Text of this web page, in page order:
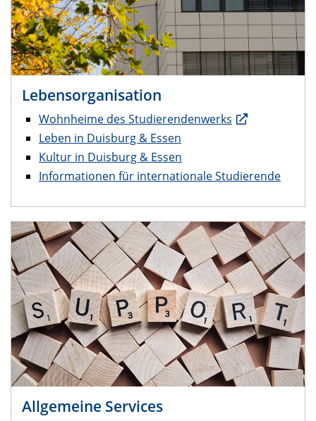
Lebensorganisation
Wohnheime des Studierendenwerks
Leben in Duisburg & Essen
Kultur in Duisburg & Essen
Informationen für internationale Studierende
Allgemeine Services